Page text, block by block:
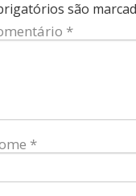
são
*
*